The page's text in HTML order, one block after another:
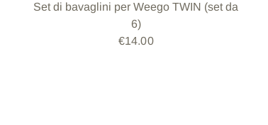
Set di bavaglini per Weego TWIN (set da
6)
€14.00